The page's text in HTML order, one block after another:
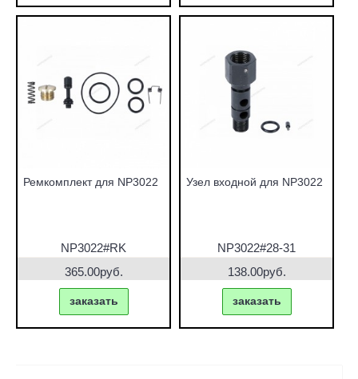
Ремкомплект для NP3022
NP3022#RK
365.00руб.
заказать
Узел входной для NP3022
NP3022#28-31
138.00руб.
заказать